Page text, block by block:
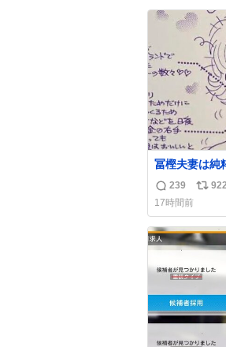
数
ス
ト
数
冨樫夫妻は純
な〜 全アは
上乗せするので、 すっぴん＆寝起
サ頭でも「今
放っておくと
い() 156cm40kg、年中日焼け止めとお友達の
返
信
数
239
リ
ス
ト
922
17時間前